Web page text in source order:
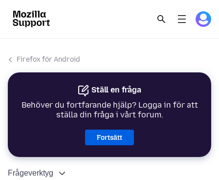
Firefox för Android
Ställ en fråga
Behöver du fortfarande hjälp? Logga in för att
ställa din fråga i vårt forum.
Fortsätt
Frågeverktyg